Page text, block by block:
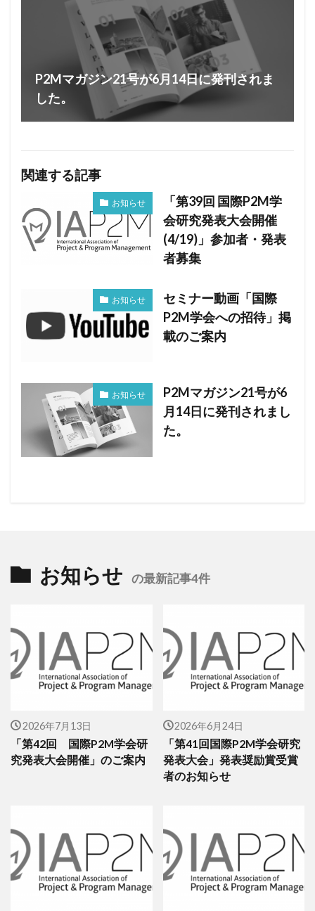
P2Mマガジン21号が6月14日に発刊されま
した。
関連する記事
お知らせ
「第39回 国際P2M学
会研究発表大会開催
(4/19)」参加者・発表
者募集
お知らせ
セミナー動画「国際
P2M学会への招待」掲
載のご案内
お知らせ
P2Mマガジン21号が6
月14日に発刊されまし
た。
お知らせ の最新記事4件
2026年7月13日
「第42回 国際P2M学会研
究発表大会開催」のご案内
2026年6月24日
「第41回国際P2M学会研究
発表大会」発表奨励賞受賞
者のお知らせ